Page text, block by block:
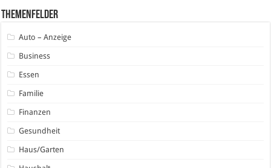
Themenfelder
Auto – Anzeige
Business
Essen
Familie
Finanzen
Gesundheit
Haus/Garten